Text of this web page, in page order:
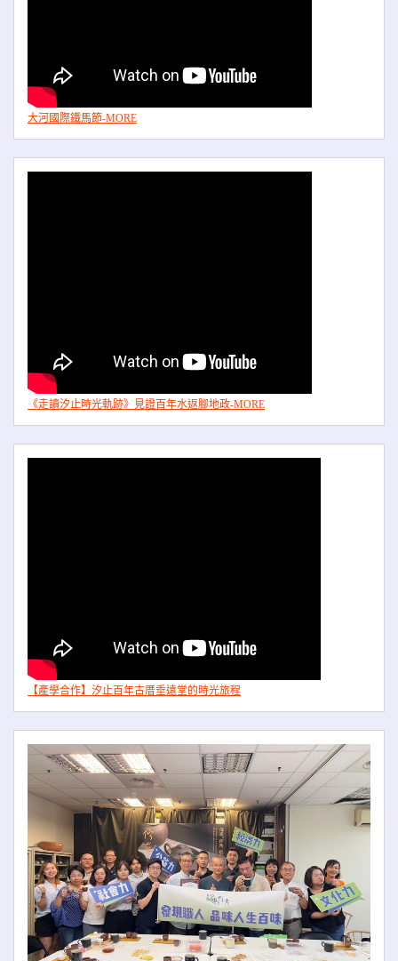
大河國際鐵馬節-MORE
《走讀汐止時光軌跡》見證百年水返腳地政-MORE
【產學合作】汐止百年古厝垂遠堂的時光旅程